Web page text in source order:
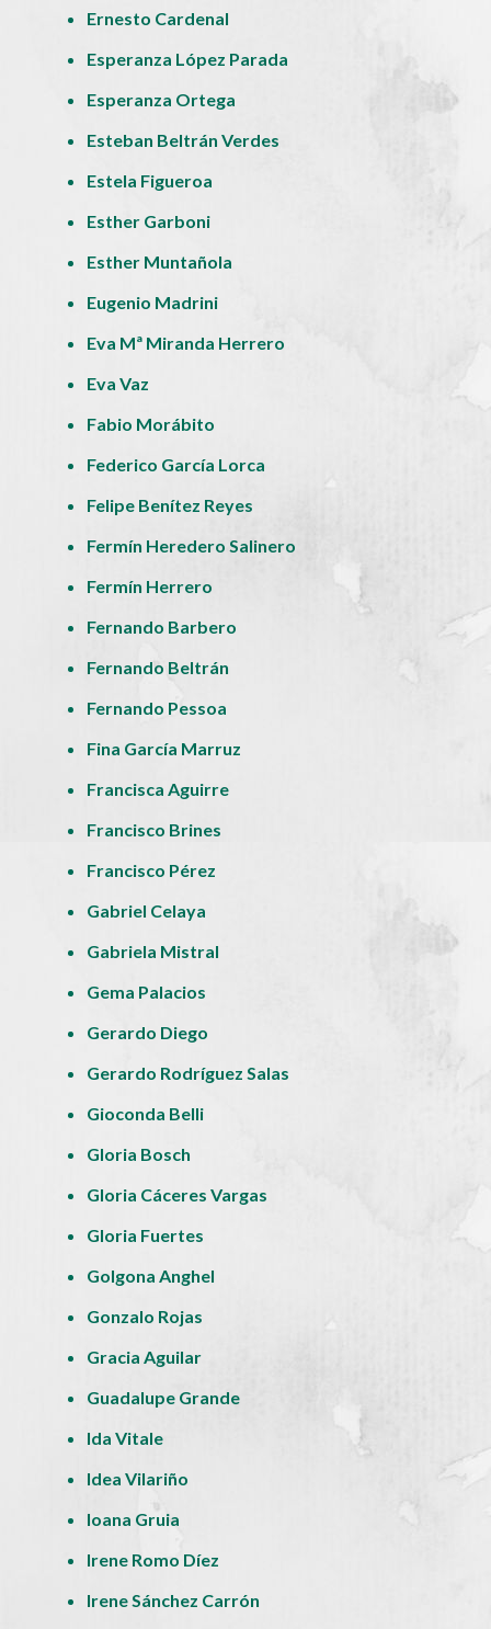
Ernesto Cardenal
Esperanza López Parada
Esperanza Ortega
Esteban Beltrán Verdes
Estela Figueroa
Esther Garboni
Esther Muntañola
Eugenio Madrini
Eva Mª Miranda Herrero
Eva Vaz
Fabio Morábito
Federico García Lorca
Felipe Benítez Reyes
Fermín Heredero Salinero
Fermín Herrero
Fernando Barbero
Fernando Beltrán
Fernando Pessoa
Fina García Marruz
Francisca Aguirre
Francisco Brines
Francisco Pérez
Gabriel Celaya
Gabriela Mistral
Gema Palacios
Gerardo Diego
Gerardo Rodríguez Salas
Gioconda Belli
Gloria Bosch
Gloria Cáceres Vargas
Gloria Fuertes
Golgona Anghel
Gonzalo Rojas
Gracia Aguilar
Guadalupe Grande
Ida Vitale
Idea Vilariño
Ioana Gruia
Irene Romo Díez
Irene Sánchez Carrón